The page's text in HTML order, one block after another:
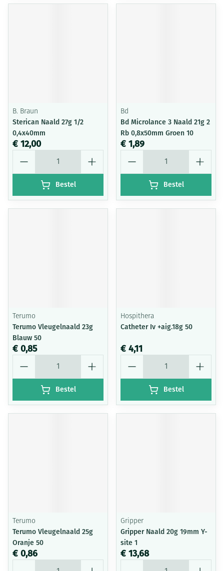
B. Braun
Sterican Naald 27g 1/2
0,4x40mm
€ 12,00
Bestel
Bd
Bd Microlance 3 Naald 21g 2
Rb 0,8x50mm Groen 10
€ 1,89
Bestel
Terumo
Terumo Vleugelnaald 23g
Blauw 50
€ 0,85
Bestel
Hospithera
Catheter Iv +aig.18g 50
€ 4,11
Bestel
Terumo
Terumo Vleugelnaald 25g
Oranje 50
€ 0,86
Gripper
Gripper Naald 20g 19mm Y-
site 1
€ 13,68